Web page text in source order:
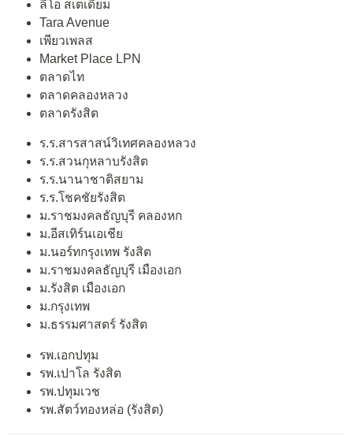
ลีโอ สเตเดียม
Tara Avenue
เพียวเพลส
Market Place LPN
ตลาดไท
ตลาดคลองหลวง
ตลาดรังสิต
ร.ร.สารสาสน์วิเทศคลองหลวง
ร.ร.สวนกุหลาบรังสิต
ร.ร.นานาชาติสยาม
ร.ร.โชคชัยรังสิต
ม.ราชมงคลธัญบุรี คลองหก
ม.อีสเทิร์นเอเชีย
ม.นอร์ทกรุงเทพ รังสิต
ม.ราชมงคลธัญบุรี เมืองเอก
ม.รังสิต เมืองเอก
ม.กรุงเทพ
ม.ธรรมศาสตร์ รังสิต
รพ.เอกปทุม
รพ.เปาโล รังสิต
รพ.ปทุมเวช
รพ.สัตว์ทองหล่อ (รังสิต)